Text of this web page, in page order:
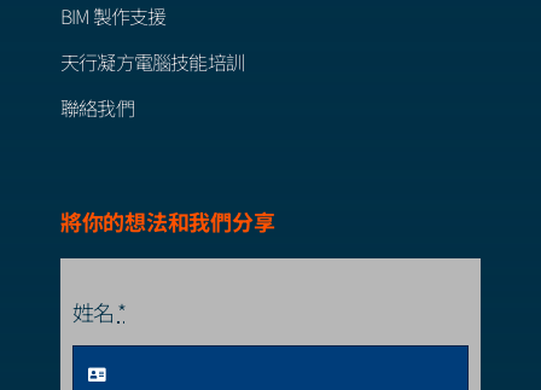
BIM 製作支援
天行凝方電腦技能培訓
聯絡我們
將你的想法和我們分享
姓名*